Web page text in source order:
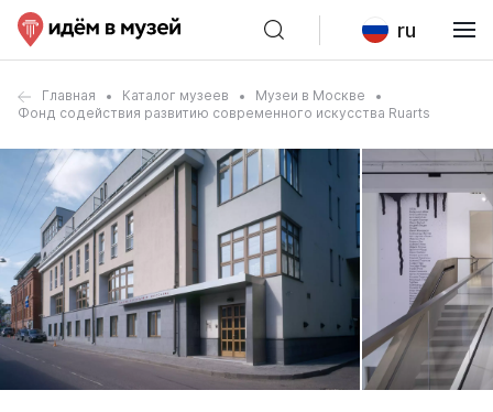
ru
Главная Каталог музеев
Музеи в Москве
Фонд содействия развитию современного искусства Ruarts